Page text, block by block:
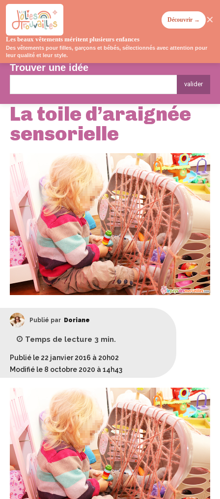
Trouver une idée
valider
La toile d’araignée
sensorielle
Publié par Doriane
Temps de lecture 3 min.
Publié le 22 janvier 2016 à 20h02
Modifié le 8 octobre 2020 à 14h43
Les beaux vêtements méritent plusieurs enfances
Des vêtements pour filles, garçons et bébés, sélectionnés avec attention pour
leur qualité et leur style.
Découvrir → ✕